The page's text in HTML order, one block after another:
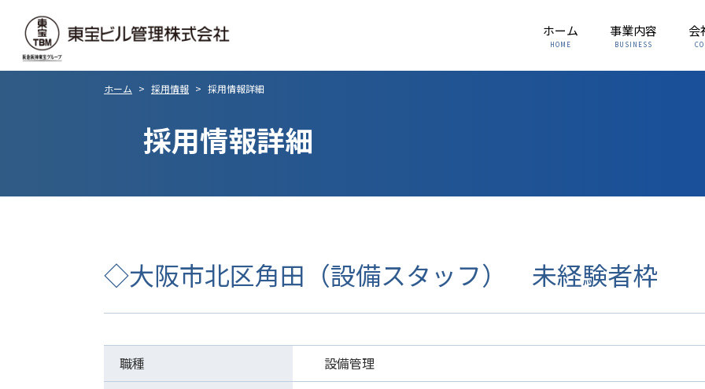
ホーム
HOME
事業内容
BUSINESS
会
ホーム > 採用情報 > 採用情報詳細
採用情報詳細
◇大阪市北区角田（設備スタッフ） 未経験者枠
職種
設備管理